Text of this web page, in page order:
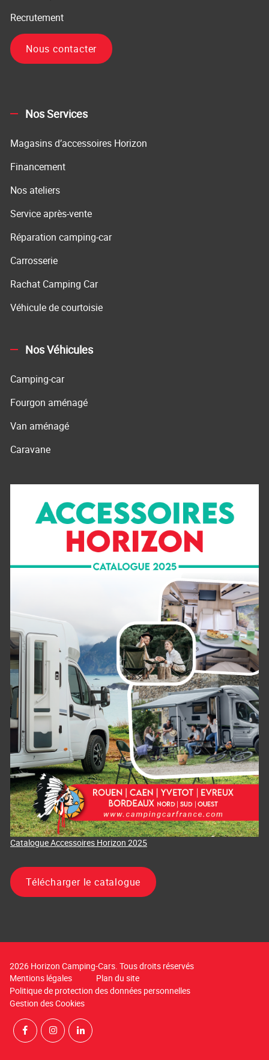
Recrutement
Nous contacter
Nos Services
Magasins d’accessoires Horizon
Financement
Nos ateliers
Service après-vente
Réparation camping-car
Carrosserie
Rachat Camping Car
Véhicule de courtoisie
Nos Véhicules
Camping-car
Fourgon aménagé
Van aménagé
Caravane
Catalogue Accessoires Horizon 2025
Télécharger le catalogue
2026 Horizon Camping-Cars. Tous droits réservés
Mentions légales
Plan du site
Politique de protection des données personnelles
Gestion des Cookies